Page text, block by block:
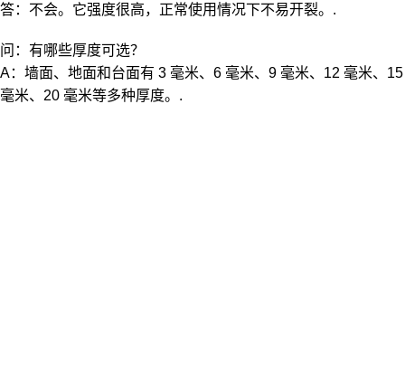
答：不会。它强度很高，正常使用情况下不易开裂。.
问：有哪些厚度可选？
A：墙面、地面和台面有 3 毫米、6 毫米、9 毫米、12 毫米、15
毫米、20 毫米等多种厚度。.